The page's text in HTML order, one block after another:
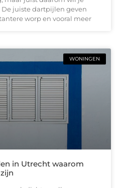
juiste dartpijlen geven
worp en vooral meer
WONINGEN
in Utrecht waarom